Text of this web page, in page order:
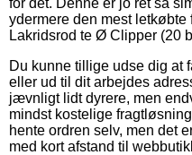
ydermere den mest letkøbte
Lakridsrod te Ø Clipper (20
Du kunne tillige udse dig at
eller ud til dit arbejdes
jævnligt lidt dyrere, men
mindst kostelige
hente ordren selv, men det
med kort afstand til